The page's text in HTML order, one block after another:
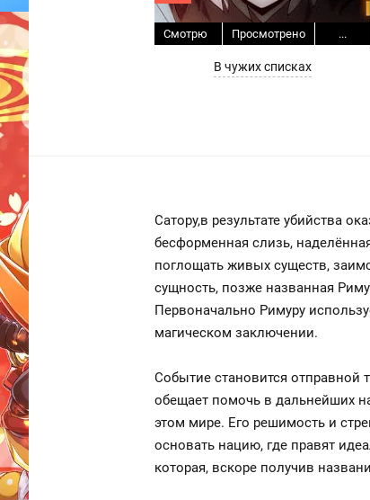
Смотрю Просмотрено ...
В чужих списках
Сатору,в результате убийства
бесформенная слизь,
поглощать живых существ,
сущность, позже названная
Первоначально Римуру
магическом заключении.
Событие становится отправной
обещает помочь в дальнейших
этом мире. Его решимость и
основать нацию, где правят
которая, вскоре получив